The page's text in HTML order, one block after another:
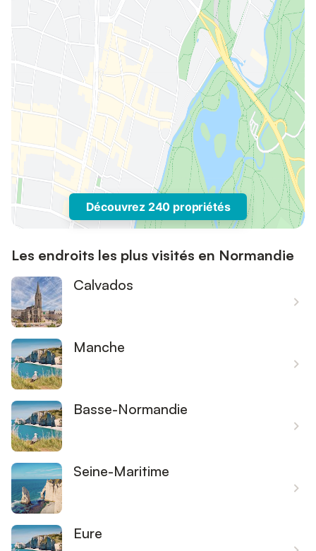
Découvrez 240 propriétés
Les endroits les plus visités en Normandie
Calvados
Manche
Basse-Normandie
Seine-Maritime
Eure